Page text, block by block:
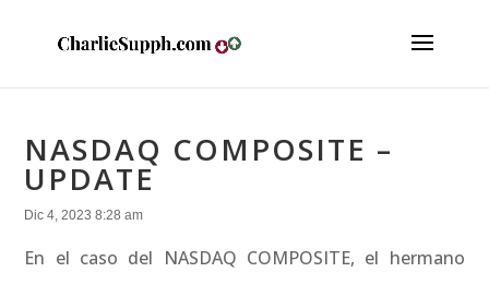
NASDAQ COMPOSITE –
UPDATE
Dic 4, 2023 8:28 am
En el caso del NASDAQ COMPOSITE, el hermano